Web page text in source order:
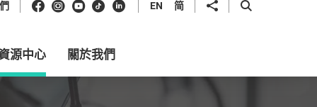
Facebook
Instagram
Youtube
抖音領英 EN 简 分享到 開啟搜尋框
源中心 關於我們